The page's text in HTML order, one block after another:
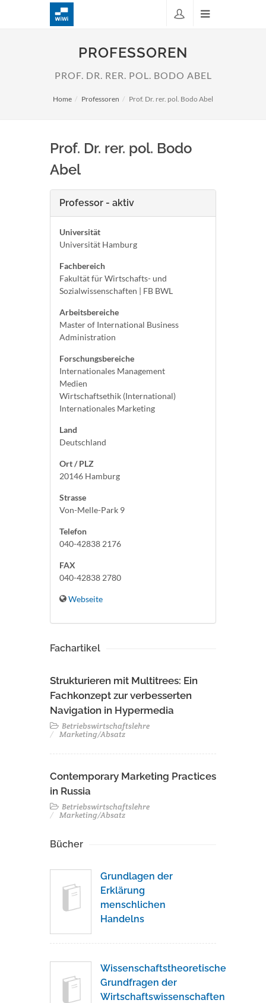
PROFESSOREN
PROF. DR. RER. POL. BODO ABEL
Home Professoren Prof. Dr. rer. pol. Bodo Abel
Prof. Dr. rer. pol. Bodo
Abel
Professor - aktiv
Universität
Universität Hamburg
Fachbereich
Fakultät für Wirtschafts- und
Sozialwissenschaften | FB BWL
Arbeitsbereiche
Master of International Business
Administration
Forschungsbereiche
Internationales Management
Medien
Wirtschaftsethik (International)
Internationales Marketing
Land
Deutschland
Ort / PLZ
20146 Hamburg
Strasse
Von-Melle-Park 9
Telefon
040-42838 2176
FAX
040-42838 2780
Webseite
Fachartikel
Strukturieren mit Multitrees: Ein
Fachkonzept zur verbesserten
Navigation in Hypermedia
Betriebswirtschaftslehre
Marketing/Absatz
Contemporary Marketing Practices
in Russia
Betriebswirtschaftslehre
Marketing/Absatz
Bücher
Grundlagen der
Erklärung
menschlichen
Handelns
Wissenschaftstheoretische
Grundfragen der
Wirtschaftswissenschaften